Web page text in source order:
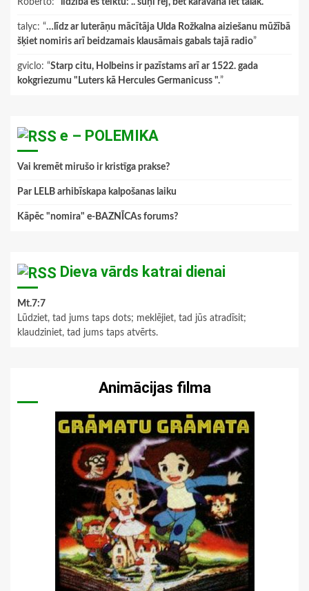
Roberto: “ līdzībā es teiktu: .. suņi rej, bet karavāna iet tālāk.
talyc: “…līdz ar luterāņu mācītāja Ulda Rožkalna aiziešanu mūžībā
šķiet nomiris arī beidzamais klausāmais gabals tajā radio”
gviclo: “Starp citu, Holbeins ir pazīstams arī ar 1522. gada
kokgriezumu "Luters kā Hercules Germanicuss ".”
e – POLEMIKA
Vai kremēt mirušo ir kristīga prakse?
Par LELB arhibīskapa kalpošanas laiku
Kāpēc "nomira" e-BAZNĪCAs forums?
Dieva vārds katrai dienai
Mt.7:7
Lūdziet, tad jums taps dots; meklējiet, tad jūs atradīsit;
klaudziniet, tad jums taps atvērts.
Animācijas filma